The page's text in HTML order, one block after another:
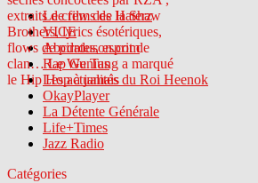
Le crew des Haterz
VICE
Abcdrduson.com
Rap Genius
Les actualités du Roi Heenok
OkayPlayer
La Détente Générale
Life+Times
Jazz Radio
Catégories